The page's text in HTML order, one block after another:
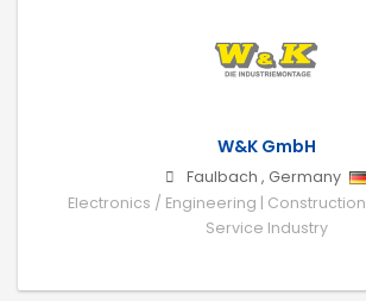
W&K GmbH
Faulbach , Germany
Electronics / Engineering |
Service Industry